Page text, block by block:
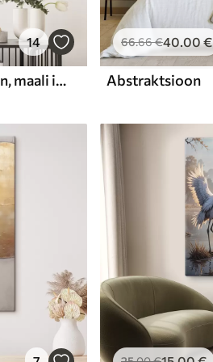
14
Abstraktne kompositsioon, maali imitatsioon
66.66€40.00€
Abstraktsioon